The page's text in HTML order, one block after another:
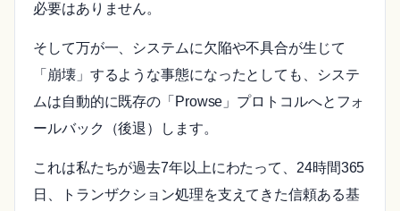
必要はありません。
そして万が一、システムに欠陥や不具合が生じて
「崩壊」するような事態になったとしても、システ
ムは自動的に既存の「Prowse」プロトコルへとフォ
ールバック（後退）します。
これは私たちが過去7年以上にわたって、24時間365
日、トランザクション処理を支えてきた信頼ある基